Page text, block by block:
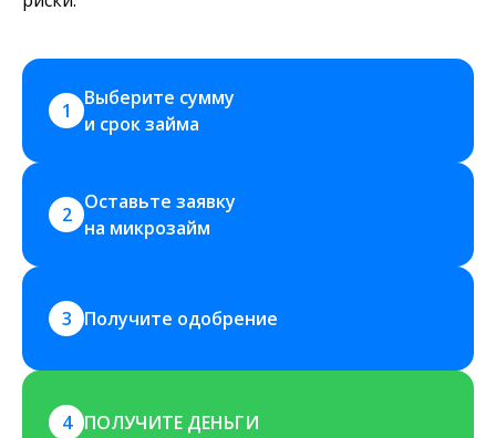
1
Выберите сумму
и срок займа
2
Оставьте заявку
на микрозайм
3 Получите одобрение
4 ПОЛУЧИТЕ ДЕНЬГИ